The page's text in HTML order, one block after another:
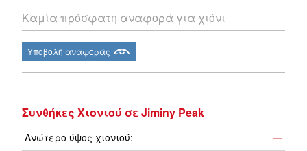
Καμία πρόσφατη αναφορά για χιόνι
Υποβολή αναφοράς
Συνθήκες Χιονιού σε Jiminy Peak
Ανώτερο ύψος χιονιού:
—